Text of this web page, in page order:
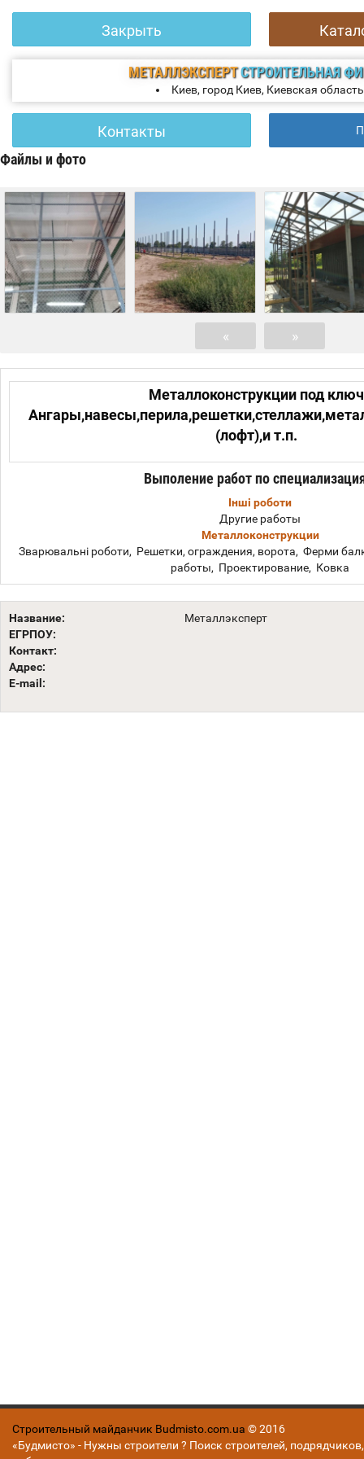
Закрыть
МЕТАЛЛЭКСПЕРТСТРОИТЕЛЬНАЯ
Киев, город Киев, Киевская область
Контакты
Файлы и фото
« »
Металлоконструкции под
(лофт),и т.п.
Выполение работ по
Інші роботи
Другие работы
Металлоконструкции
Зварювальні роботи, Решетки, ограждения, ворота, Ферми
работы, Проектирование, Ковка
Название:
Металлэксперт
ЕГРПОУ:
Контакт:
Адрес:
E-mail:
Строительный майданчик Budmisto.com.ua © 2016
«Будмисто» - Нужны строители ? Поиск строителей, подрядчиков,